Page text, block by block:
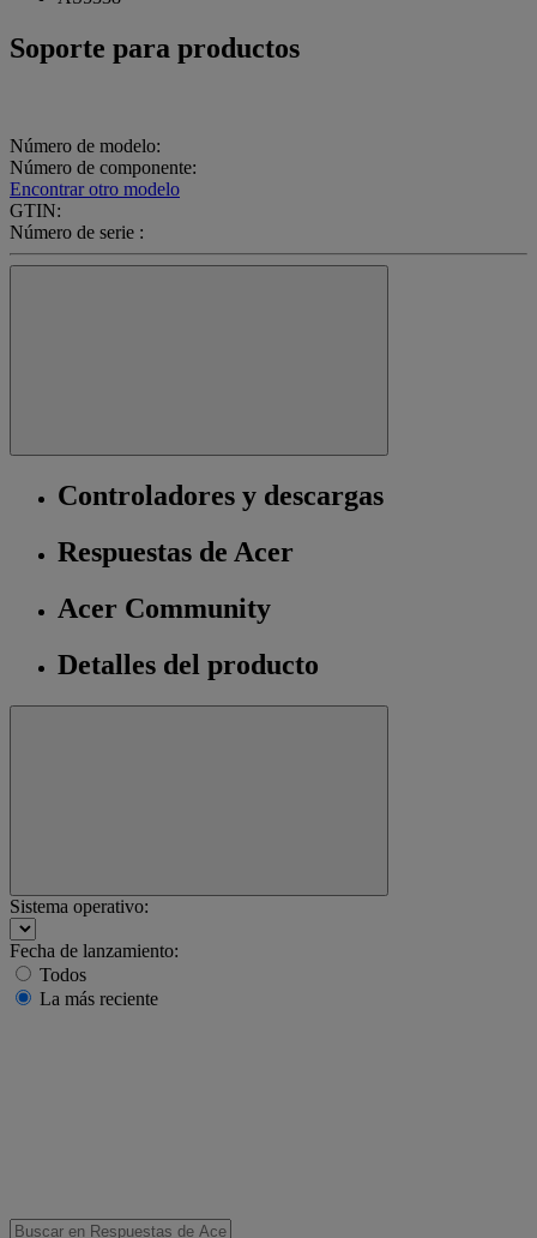
Soporte para productos
Número de modelo:
Número de componente:
Encontrar otro modelo
GTIN:
Número de serie :
Controladores y descargas
Respuestas de Acer
Acer Community
Detalles del producto
Sistema operativo:
Fecha de lanzamiento:
Todos
La más reciente